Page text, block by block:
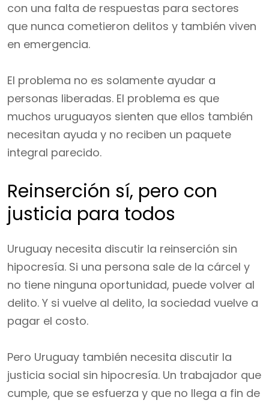
con una falta de respuestas para sectores
que nunca cometieron delitos y también viven
en emergencia.
El problema no es solamente ayudar a
personas liberadas. El problema es que
muchos uruguayos sienten que ellos también
necesitan ayuda y no reciben un paquete
integral parecido.
Reinserción sí, pero con
justicia para todos
Uruguay necesita discutir la reinserción sin
hipocresía. Si una persona sale de la cárcel y
no tiene ninguna oportunidad, puede volver al
delito. Y si vuelve al delito, la sociedad vuelve a
pagar el costo.
Pero Uruguay también necesita discutir la
justicia social sin hipocresía. Un trabajador que
cumple, que se esfuerza y que no llega a fin de